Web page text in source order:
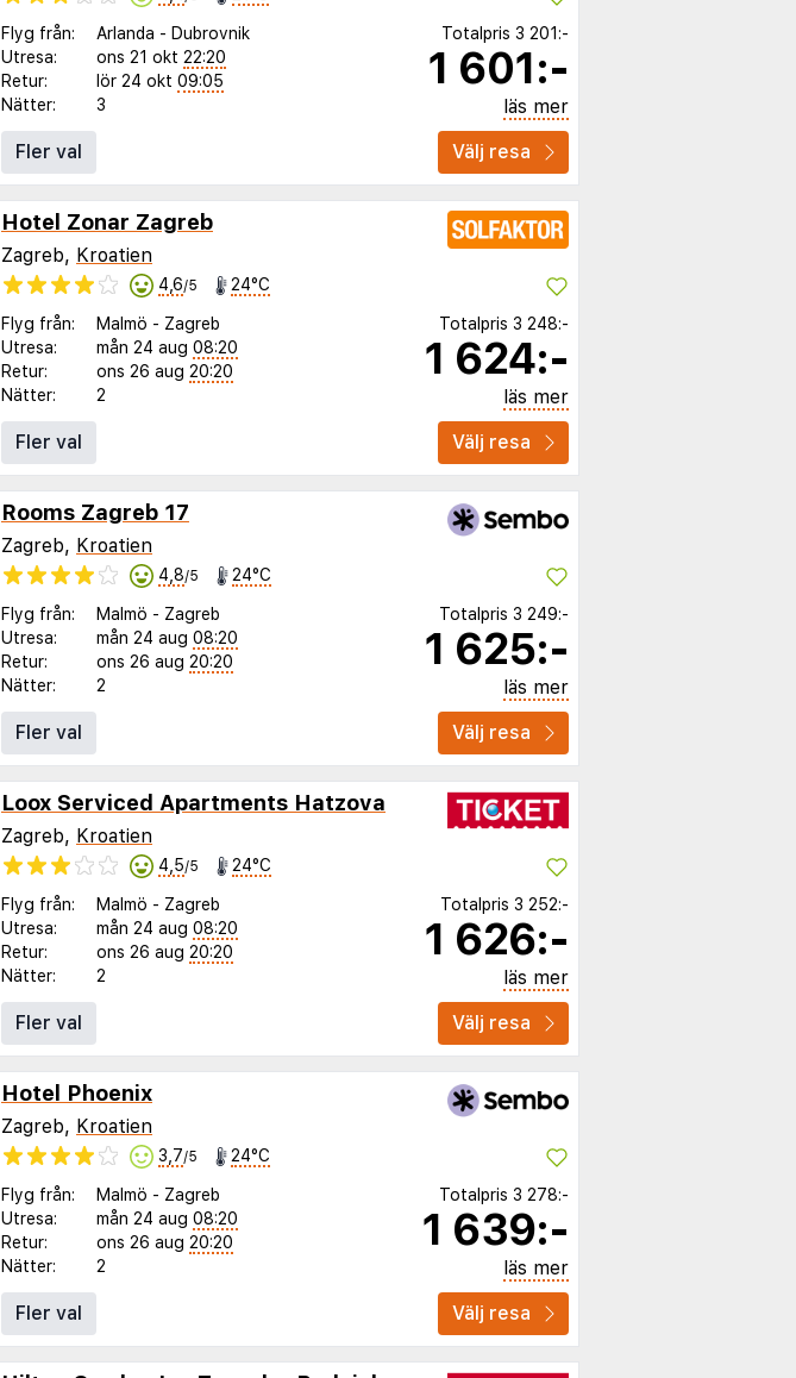
Flyg från: Arlanda - Dubrovnik
Utresa:
ons 21 okt 22:20
Retur:
lör 24 okt 09:05
Nätter:
3
Totalpris 3 201:-
1 601:-
läs mer
Fler val
Välj resa
Hotel Zonar Zagreb
Zagreb, Kroatien
4,6/5 24°C
Flyg från: Malmö - Zagreb
Utresa:
mån 24 aug 08:20
Retur:
ons 26 aug 20:20
Nätter:
2
Totalpris 3 248:-
1 624:-
läs mer
Fler val
Välj resa
Rooms Zagreb 17
Zagreb, Kroatien
4,8/5 24°C
Flyg från: Malmö - Zagreb
Utresa:
mån 24 aug 08:20
Retur:
ons 26 aug 20:20
Nätter:
2
Totalpris 3 249:-
1 625:-
läs mer
Fler val
Välj resa
Loox Serviced Apartments Hatzova
Zagreb, Kroatien
4,5/5 24°C
Flyg från: Malmö - Zagreb
Utresa:
mån 24 aug 08:20
Retur:
ons 26 aug 20:20
Nätter:
2
Totalpris 3 252:-
1 626:-
läs mer
Fler val
Välj resa
Hotel Phoenix
Zagreb, Kroatien
3,7/5 24°C
Flyg från: Malmö - Zagreb
Utresa:
mån 24 aug 08:20
Retur:
ons 26 aug 20:20
Nätter:
2
Totalpris 3 278:-
1 639:-
läs mer
Fler val
Välj resa